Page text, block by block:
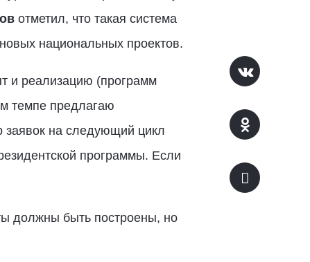
отметил, что такая система
национальных проектов.
и реализацию (программ
темпе предлагаю
заявок на следующий цикл
программы. Если
должны быть построены, но